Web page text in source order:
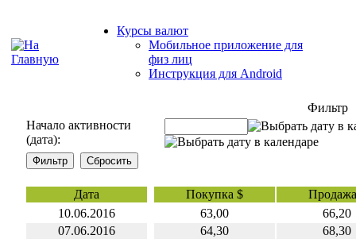
Курсы валют
Мобильное приложение для
физ лиц
Инструкция для Android
Фильтр
Начало активности
(дата):
Дата Покупка $
10.06.2016
63,00
66,20
07.06.2016
64,30
68,30